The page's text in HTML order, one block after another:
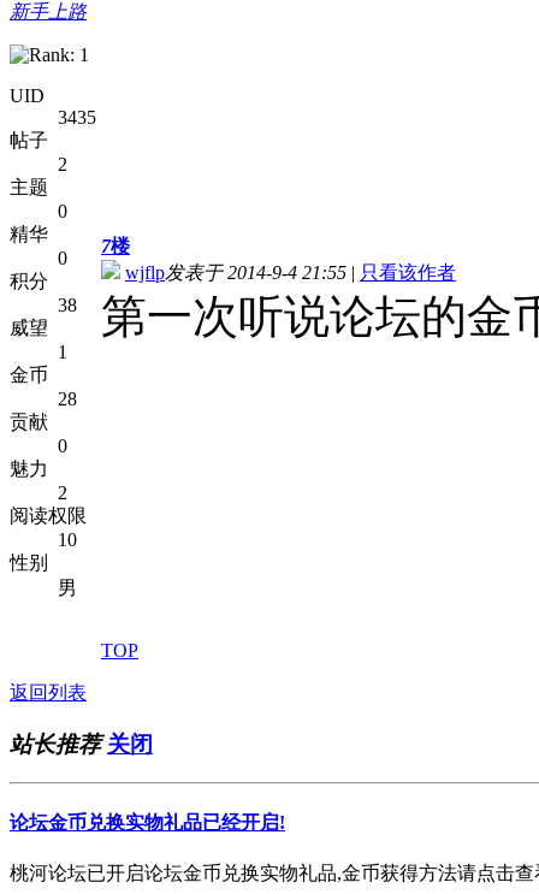
新手上路
UID
3435
帖子
2
主题
0
精华
0
积分
38
威望
1
金币
28
贡献
0
魅力
2
阅读权限
10
性别
男
7楼
wjflp发表于 2014-9-4 21:55 | 只看该作者
第一次听说论坛的金
TOP
返回列表
站长推荐 关闭
论坛金币兑换实物礼品已经开启!
桃河论坛已开启论坛金币兑换实物礼品,金币获得方法请点击